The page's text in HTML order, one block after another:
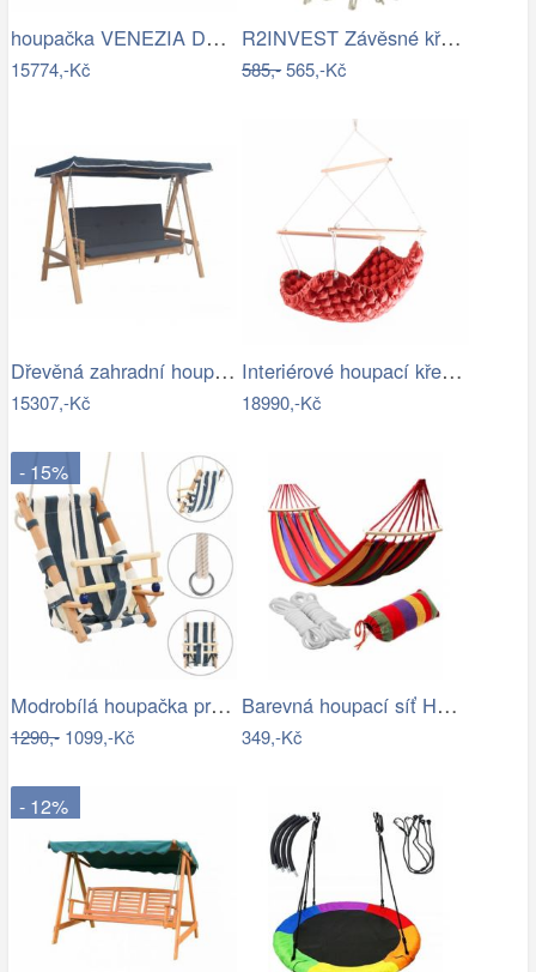
houpačka VENEZIA Dajar
15774,-Kč
R2INVEST Závěsné křeslo s třásněmi…
585,-565,-Kč
Dřevěná zahradní houpačka - VGD
15307,-Kč
Interiérové houpací křeslo Swingy In…
18990,-Kč
- 15%
Modrobílá houpačka pro batolata LAPSI
1290,-1099,-Kč
Barevná houpací síť HAMAK pro 2 osoby…
349,-Kč
- 12%